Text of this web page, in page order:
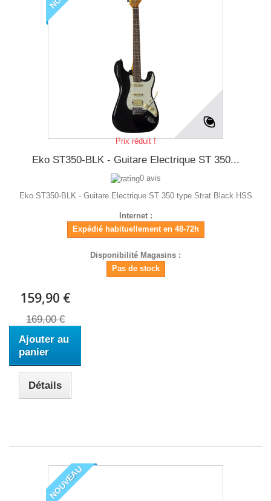
Prix réduit !
Eko ST350-BLK - Guitare Electrique ST 350...
0 avis
Eko ST350-BLK - Guitare Electrique ST 350 type Strat Black HSS
Internet :
Expédié habituellement en 48-72h
Disponibilité Magasins :
Pas de stock
159,90 €
169,00 €
Ajouter au
panier
Détails
NOUVEAU